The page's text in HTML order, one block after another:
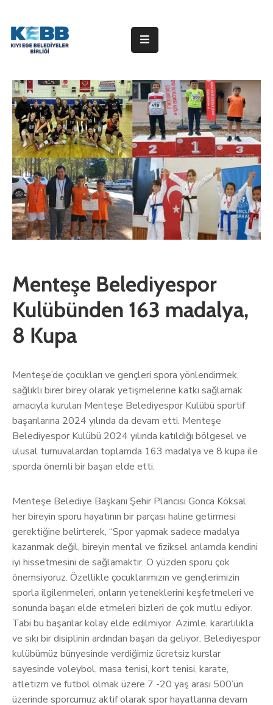
KURUMSAL
ÜYE
BELEDİYELER
HABERLER
DUYURULAR
PROJELER
Menteşe Belediyespor
Kulübünden 163 madalya,
8 Kupa
Menteşe’de çocukları ve gençleri spora yönlendirmek,
sağlıklı birer birey olarak yetişmelerine katkı sağlamak
amacıyla kurulan Menteşe Belediyespor Kulübü sportif
başarılarına 2024 yılında da devam etti. Menteşe
Belediyespor Kulübü 2024 yılında katıldığı bölgesel ve
ulusal turnuvalardan toplamda 163 madalya ve 8 kupa ile
sporda önemli bir başarı elde etti.
Menteşe Belediye Başkanı Şehir Plancısı Gonca Köksal
her bireyin sporu hayatının bir parçası haline getirmesi
gerektiğine belirterek, “Spor yapmak sadece madalya
kazanmak değil, bireyin mental ve fiziksel anlamda kendini
iyi hissetmesini de sağlamaktır. O yüzden sporu çok
önemsiyoruz. Özellikle çocuklarımızın ve gençlerimizin
sporla ilgilenmeleri, onların yeteneklerini keşfetmeleri ve
sonunda başarı elde etmeleri bizleri de çok mutlu ediyor.
Tabi bu başarılar kolay elde edilmiyor. Azimle, kararlılıkla
ve sıkı bir disiplinin ardından başarı da geliyor. Belediyespor
kulübümüz bünyesinde verdiğimiz ücretsiz kurslar
sayesinde voleybol, masa tenisi, kort tenisi, karate,
atletizm ve futbol olmak üzere 7 -20 yaş arası 500’ün
üzerinde sporcumuz aktif olarak spor hayatlarına devam